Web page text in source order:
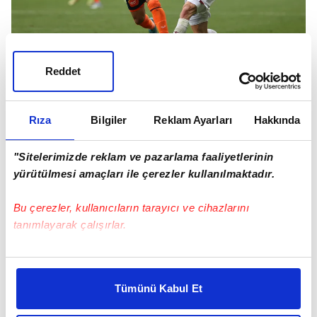
Rıza Bilgiler Reklam Ayarları Hakkında
"Sitelerimizde reklam ve pazarlama faaliyetlerinin
yürütülmesi amaçları ile çerezler kullanılmaktadır.
Bu çerezler, kullanıcıların tarayıcı ve cihazlarını
tanımlayarak çalışırlar.
Bu çerezlere izin vermeniz halinde sizlere özel
daha iyi reklam deneyimi yaşatabiliriz. Bunu yaparken
amacımızın size daha iyi bir reklam deneyimi sunmak
Tümünü Kabul Et
Reddet
Trezeguet Premier Lig'de ise bu sezon sadece 1
maça çıktı.